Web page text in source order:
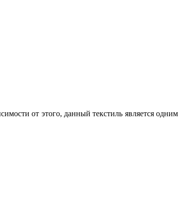
от этого, данный текстиль является одним